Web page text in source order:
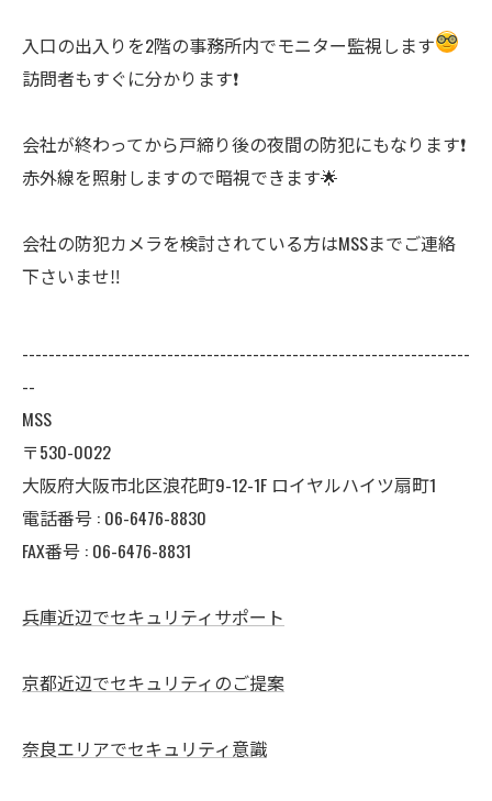
入口の出入りを2階の事務所内でモニター監視します
訪問者もすぐに分かります❗️
会社が終わってから戸締り後の夜間の防犯にもなります❗️
赤外線を照射しますので暗視できます🌟
会社の防犯カメラを検討されている方はMSSまでご連絡
下さいませ‼️
--------------------------------------------------------------------
--
MSS
〒530-0022
大阪府大阪市北区浪花町9-12-1F ロイヤルハイツ扇町1
電話番号 : 06-6476-8830
FAX番号 : 06-6476-8831
兵庫近辺でセキュリティサポート
京都近辺でセキュリティのご提案
奈良エリアでセキュリティ意識